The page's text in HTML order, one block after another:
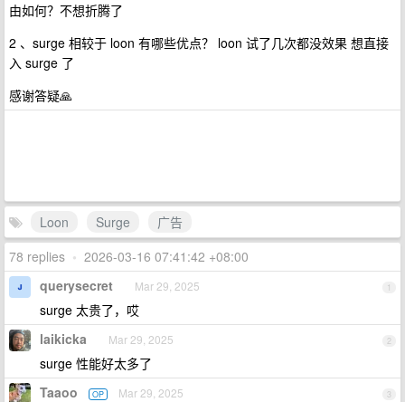
由如何？不想折腾了
2 、surge 相较于 loon 有哪些优点？ loon 试了几次都没效果 想直接
入 surge 了
感谢答疑🙏
Loon Surge
广告
78 replies • 2026-03-16 07:41:42 +08:00
1
querysecret Mar 29, 2025
surge 太贵了，哎
2
laikicka Mar 29, 2025
surge 性能好太多了
3
Taaoo OP Mar 29, 2025